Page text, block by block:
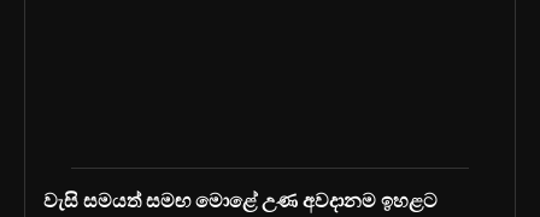
වැසි සමයත් සමඟ මොළේ උණ අවදානම ඉහළට